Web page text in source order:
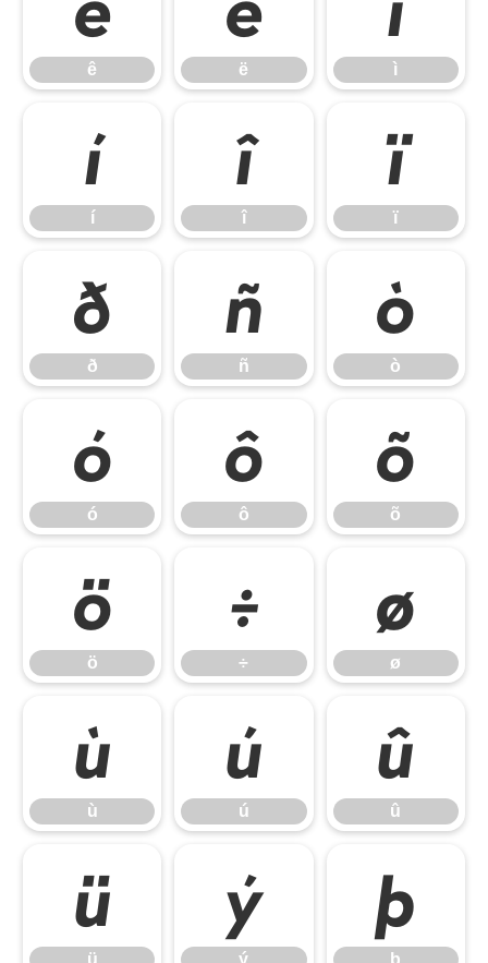
ê ë ì
í
í
î
î
ï
ï
ð
ð
ñ
ñ
ò
ò
ó
ó
ô
ô
õ
õ
ö
ö
÷
÷
ø
ø
ù
ù
ú
ú
û
û
ü
ü
ý
ý
þ
þ